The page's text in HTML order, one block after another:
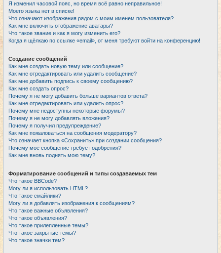
Я изменил часовой пояс, но время всё равно неправильное!
Моего языка нет в списке!
Что означают изображения рядом с моим именем пользователя?
Как мне включить отображение аватары?
Что такое звание и как я могу изменить его?
Когда я щёлкаю по ссылке «email», от меня требуют войти на конференцию!
Создание сообщений
Как мне создать новую тему или сообщение?
Как мне отредактировать или удалить сообщение?
Как мне добавить подпись к своему сообщению?
Как мне создать опрос?
Почему я не могу добавить больше вариантов ответа?
Как мне отредактировать или удалить опрос?
Почему мне недоступны некоторые форумы?
Почему я не могу добавлять вложения?
Почему я получил предупреждение?
Как мне пожаловаться на сообщения модератору?
Что означает кнопка «Сохранить» при создании сообщения?
Почему моё сообщение требует одобрения?
Как мне вновь поднять мою тему?
Форматирование сообщений и типы создаваемых тем
Что такое BBCode?
Могу ли я использовать HTML?
Что такое смайлики?
Могу ли я добавлять изображения к сообщениям?
Что такое важные объявления?
Что такое объявления?
Что такое прилепленные темы?
Что такое закрытые темы?
Что такое значки тем?